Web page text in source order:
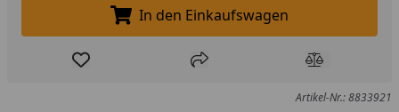
In den Einkaufswagen legen
In den Einkaufswagen
Produkt zur Wunschliste hinzufügen
Teilen Produkt
Artikel-Nr.: 8833921